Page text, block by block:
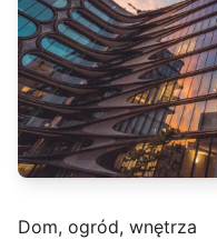
Dom, ogród, wnętrza